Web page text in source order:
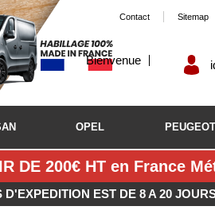
Contact Sitemap
Bienvenue
OPEL
DE 200€ HT en France
EST DE 8 A 20